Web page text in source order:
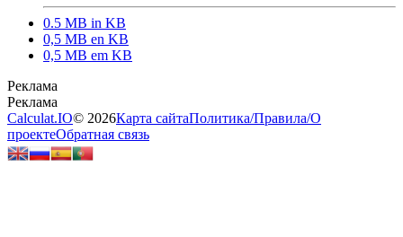
0.5 MB in KB
0,5 MB en KB
0,5 MB em KB
Calculat.IO© 2026Карта сайтаПолитика/Правила/О
проектеОбратная связь